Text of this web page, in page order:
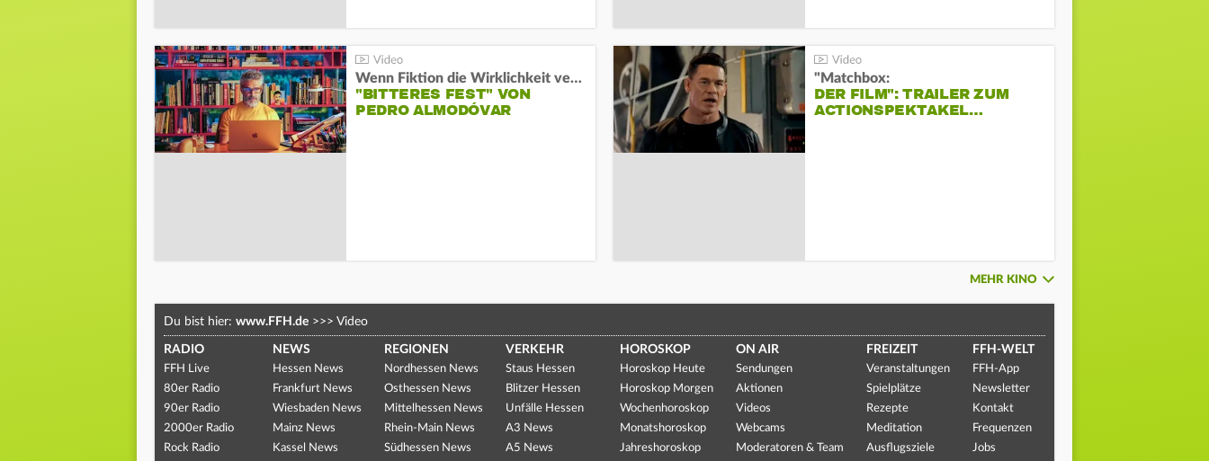
Wenn Fiktion die Wirklichkeit verschiebt:
"BITTERES FEST" VON
PEDRO ALMODÓVAR
"Matchbox:
DER FILM": TRAILER ZUM
ACTIONSPEKTAKEL…
MEHR KINO
Du bist hier: www.FFH.de >>> Video
RADIO
FFH Live
80er Radio
90er Radio
2000er Radio
Rock Radio
NEWS
Hessen News
Frankfurt News
Wiesbaden News
Mainz News
Kassel News
REGIONEN
Nordhessen News
Osthessen News
Mittelhessen News
Rhein-Main News
Südhessen News
VERKEHR
Staus Hessen
Blitzer Hessen
Unfälle Hessen
A3 News
A5 News
HOROSKOP
Horoskop Heute
Horoskop Morgen
Wochenhoroskop
Monatshoroskop
Jahreshoroskop
ON AIR
Sendungen
Aktionen
Videos
Webcams
Moderatoren & Team
FREIZEIT
Veranstaltungen
Spielplätze
Rezepte
Meditation
Ausflugsziele
FFH-WELT
FFH-App
Newsletter
Kontakt
Frequenzen
Jobs